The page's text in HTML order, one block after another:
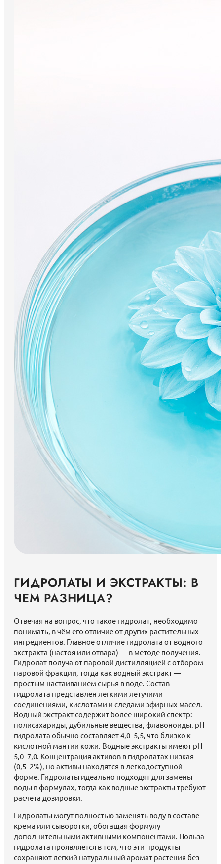
ГИДРОЛАТЫ И ЭКСТРАКТЫ: В
ЧЕМ РАЗНИЦА?
Отвечая на вопрос, что такое гидролат, необходимо
понимать, в чём его отличие от других растительных
ингредиентов. Главное отличие гидролата от водного
экстракта (настоя или отвара) — в методе получения.
Гидролат получают паровой дистилляцией с отбором
паровой фракции, тогда как водный экстракт —
простым настаиванием сырья в воде. Состав
гидролата представлен легкими летучими
соединениями, кислотами и следами эфирных масел.
Водный экстракт содержит более широкий спектр:
полисахариды, дубильные вещества, флавоноиды. pH
гидролата обычно составляет 4,0–5,5, что близко к
кислотной мантии кожи. Водные экстракты имеют pH
5,0–7,0. Концентрация активов в гидролатах низкая
(0,5–2%), но активы находятся в легкодоступной
форме. Гидролаты идеально подходят для замены
воды в формулах, тогда как водные экстракты требуют
расчета дозировки.
Гидролаты могут полностью заменять воду в составе
крема или сыворотки, обогащая формулу
дополнительными активными компонентами. Польза
гидролата проявляется в том, что эти продукты
сохраняют легкий натуральный аромат растения без